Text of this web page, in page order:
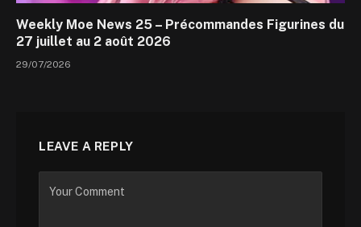
Weekly Moe News 25 – Précommandes Figurines du
27 juillet au 2 août 2026
29/07/2026
LEAVE A REPLY